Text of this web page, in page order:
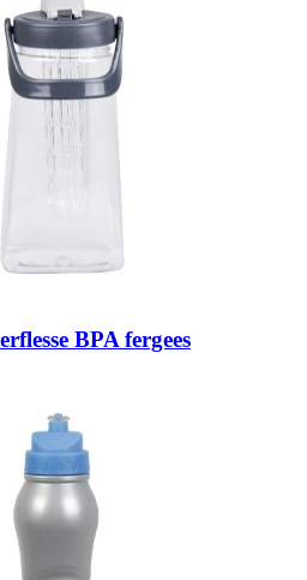
BPA fergees